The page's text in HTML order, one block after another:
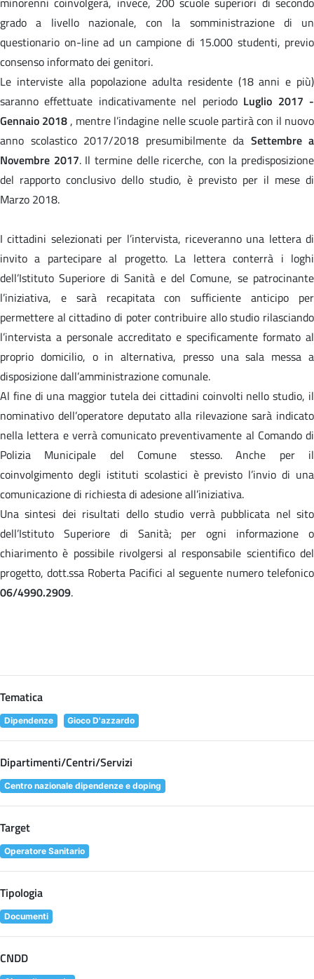
grado a livello nazionale, con la somministrazione di un
questionario on-line ad un campione di 15.000 studenti, previo
consenso informato dei genitori.
Le interviste alla popolazione adulta residente (18 anni e più)
saranno effettuate indicativamente nel periodo Luglio 2017 -
Gennaio 2018 , mentre l’indagine nelle scuole partirà con il nuovo
anno scolastico 2017/2018 presumibilmente da Settembre a
Novembre 2017. Il termine delle ricerche, con la predisposizione
del rapporto conclusivo dello studio, è previsto per il mese di
Marzo 2018.
I cittadini selezionati per l’intervista, riceveranno una lettera di
invito a partecipare al progetto. La lettera conterrà i loghi
dell’Istituto Superiore di Sanità e del Comune, se patrocinante
l’iniziativa, e sarà recapitata con sufficiente anticipo per
permettere al cittadino di poter contribuire allo studio rilasciando
l’intervista a personale accreditato e specificamente formato al
proprio domicilio, o in alternativa, presso una sala messa a
disposizione dall’amministrazione comunale.
Al fine di una maggior tutela dei cittadini coinvolti nello studio, il
nominativo dell’operatore deputato alla rilevazione sarà indicato
nella lettera e verrà comunicato preventivamente al Comando di
Polizia Municipale del Comune stesso. Anche per il
coinvolgimento degli istituti scolastici è previsto l’invio di una
comunicazione di richiesta di adesione all’iniziativa.
Una sintesi dei risultati dello studio verrà pubblicata nel sito
dell’Istituto Superiore di Sanità; per ogni informazione o
chiarimento è possibile rivolgersi al responsabile scientifico del
progetto, dott.ssa Roberta Pacifici al seguente numero telefonico
06/4990.2909.
Tematica
Dipendenze Gioco D'azzardo
Dipartimenti/Centri/Servizi
Centro nazionale dipendenze e doping
Target
Operatore Sanitario
Tipologia
Documenti
CNDD